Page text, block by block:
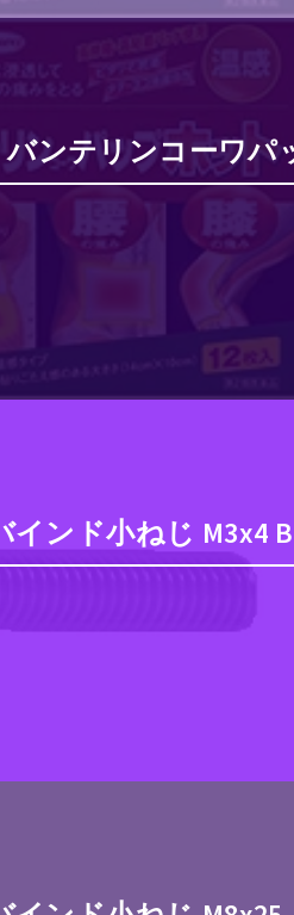
バンテリンコーワ
ンド小ねじ M3x4